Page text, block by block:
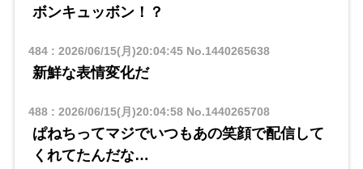
ボンキュッボン！？
484: 2026/06/15(月)20:04:45No.1440265638
新鮮な表情変化だ
488: 2026/06/15(月)20:04:58No.1440265708
ぱねちってマジでいつもあの笑顔で配信して
くれてたんだな…